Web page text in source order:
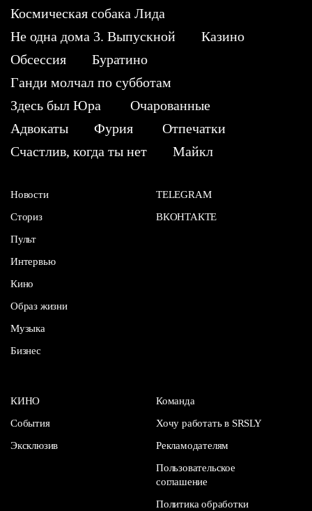
Космическая собака Лида
Не одна дома 3. Выпускной
Казино
Обсессия
Буратино
Ганди молчал по субботам
Здесь был Юра
Очарованные
Адвокаты
Фурия
Отпечатки
Счастлив, когда ты нет
Майкл
Новости
Сториз
Пульт
Интервью
Кино
Образ жизни
Музыка
Бизнес
TELEGRAM
ВКОНТАКТЕ
КИНО
События
Эксклюзив
Команда
Хочу работать в SRSLY
Рекламодателям
Пользовательское
соглашение
Политика обработки